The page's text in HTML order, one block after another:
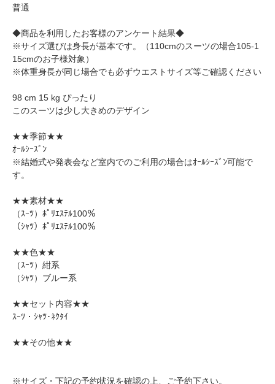
普通
◆商品を利用したお客様のアンケート結果◆
※サイズ選びは身長が基本です。（110cmのスーツの場合105-1
15cmのお子様対象）
※体重身長が同じ場合でも必ずウエストサイズ等ご確認ください
98 cm 15 kg ぴったり
このスーツは少し大きめのデザイン
★★季節★★
ｵｰﾙｼｰｽﾞﾝ
※結婚式や発表会など室内でのご利用の場合はｵｰﾙｼｰｽﾞﾝ可能で
す。
★★素材★★
（ｽｰﾂ）ﾎﾟﾘｴｽﾃﾙ100％
（ｼｬﾂ）ﾎﾟﾘｴｽﾃﾙ100％
★★色★★
（ｽｰﾂ）紺系
（ｼｬﾂ）ブルー系
★★セット内容★★
ｽｰﾂ・ｼｬﾂ･ﾈｸﾀｲ
★★その他★★
※サイズ・下記の予約状況を確認の上、ご予約下さい。